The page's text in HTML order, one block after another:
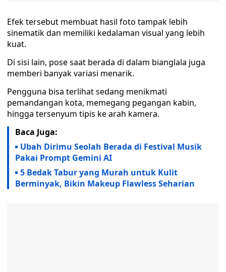
Efek tersebut membuat hasil foto tampak lebih
sinematik dan memiliki kedalaman visual yang lebih
kuat.
Di sisi lain, pose saat berada di dalam bianglala juga
memberi banyak variasi menarik.
Pengguna bisa terlihat sedang menikmati
pemandangan kota, memegang pegangan kabin,
hingga tersenyum tipis ke arah kamera.
Baca Juga:
Ubah Dirimu Seolah Berada di Festival Musik
Pakai Prompt Gemini AI
5 Bedak Tabur yang Murah untuk Kulit
Berminyak, Bikin Makeup Flawless Seharian